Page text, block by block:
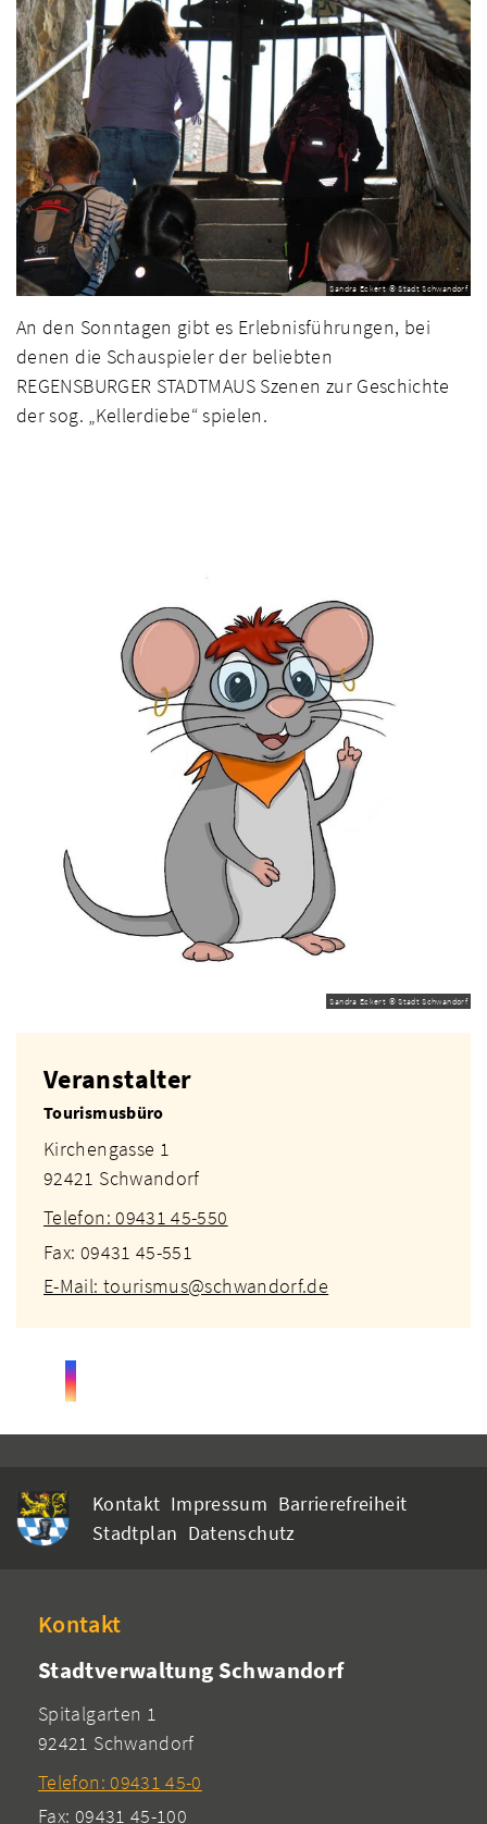
Sandra Eckert © Stadt Schwandorf
An den Sonntagen gibt es Erlebnisführungen, bei
denen die Schauspieler der beliebten
REGENSBURGER STADTMAUS Szenen zur Geschichte
der sog. „Kellerdiebe“ spielen.
Sandra Eckert © Stadt Schwandorf
Veranstalter
Tourismusbüro
Kirchengasse 1
92421 Schwandorf
Telefon: 09431 45-550
Fax: 09431 45-551
E-Mail: tourismus@schwandorf.de
Kontakt Impressum Barrierefreiheit
Stadtplan Datenschutz
Kontakt
Stadtverwaltung Schwandorf
Spitalgarten 1
92421 Schwandorf
Telefon: 09431 45-0
Fax: 09431 45-100